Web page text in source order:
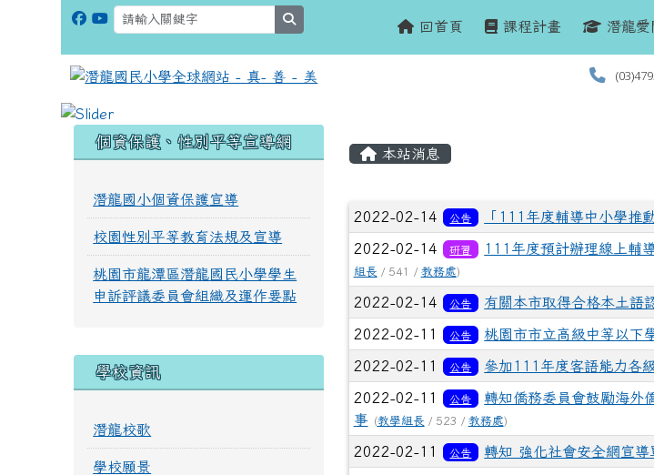
回首頁 課程計畫 潛龍愛
本站消息
文章列表
2022-02-14 公告 「111年度輔導中小學推
2022-02-14 研習 111年度預計辦理線上輔
組長 / 541 / 教務處)
2022-02-14 公告 有關本市取得合格本土語
2022-02-11 公告 桃園市市立高級中等以下
2022-02-11 公告 參加111年度客語能力各
2022-02-11 公告
轉知僑務委員會鼓勵海外
事 (教學組長 / 523 / 教務處)
2022-02-11 公告 轉知 強化社會安全網宣導
個資保護、性別平等宣導網
潛龍國小個資保護宣導
校園性別平等教育法規及宣導
桃園市龍潭區潛龍國民小學學生
申訴評議委員會組織及運作要點
學校資訊
潛龍校歌
學校願景